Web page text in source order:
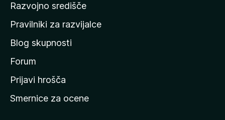
m
a
o
s
t
a
Razvojno središče
Pravilniki za razvijalce
Blog skupnosti
Forum
Prijavi hrošča
Smernice za ocene